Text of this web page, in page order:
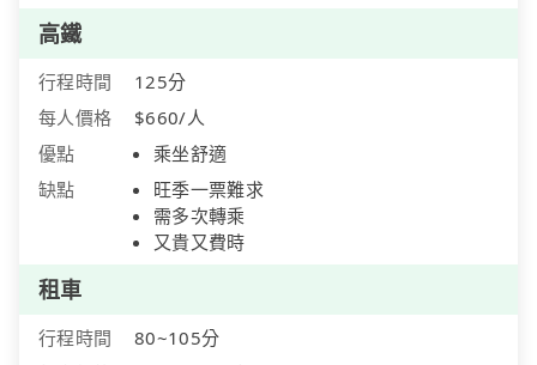
高鐵
行程時間
125分
每人價格
$660/人
優點
乘坐舒適
缺點
旺季一票難求
需多次轉乘
又貴又費時
租車
行程時間
80~105分